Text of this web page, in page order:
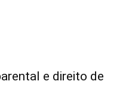
e direito de